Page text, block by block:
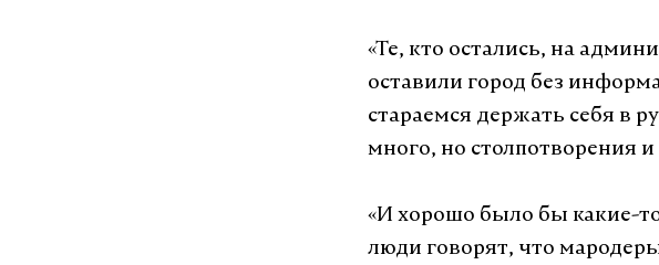
«Те, кто остались, на
оставили город без
стараемся держать себя в
много, но столпотворения
«И хорошо было бы какие-
люди говорят, что